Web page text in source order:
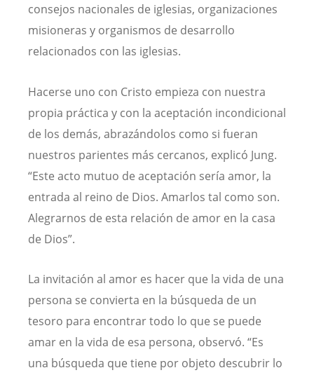
consejos nacionales de iglesias, organizaciones
misioneras y organismos de desarrollo
relacionados con las iglesias.
Hacerse uno con Cristo empieza con nuestra
propia práctica y con la aceptación incondicional
de los demás, abrazándolos como si fueran
nuestros parientes más cercanos, explicó Jung.
“Este acto mutuo de aceptación sería amor, la
entrada al reino de Dios. Amarlos tal como son.
Alegrarnos de esta relación de amor en la casa
de Dios”.
La invitación al amor es hacer que la vida de una
persona se convierta en la búsqueda de un
tesoro para encontrar todo lo que se puede
amar en la vida de esa persona, observó. “Es
una búsqueda que tiene por objeto descubrir lo